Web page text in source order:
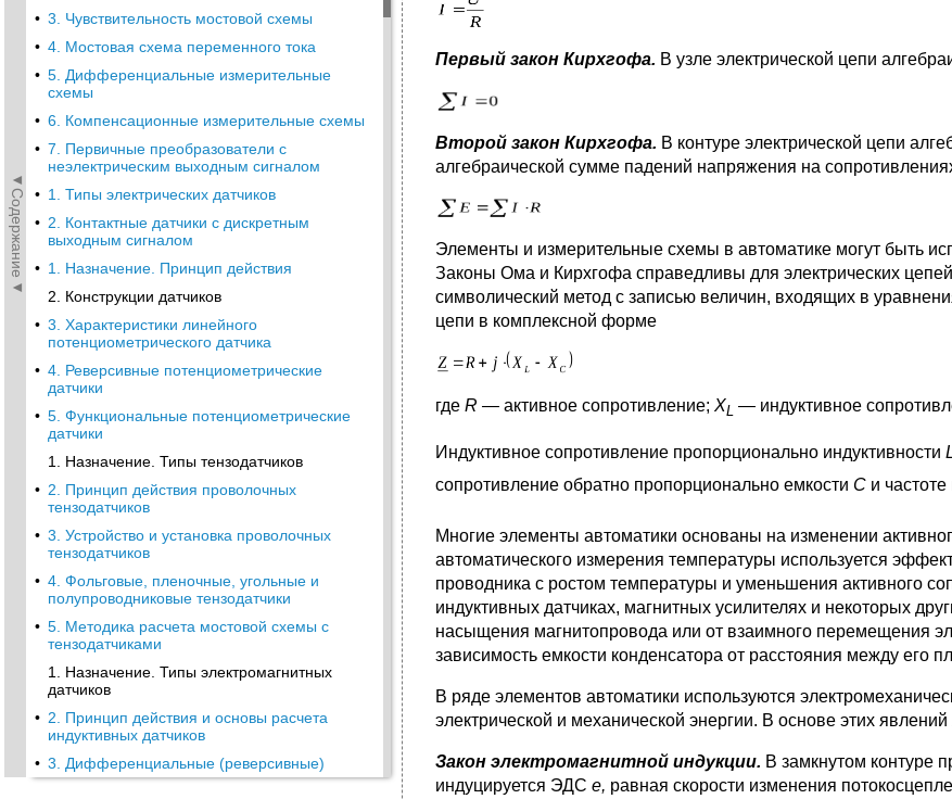
◄Содержание◄
• 3. Чувствительность мостовой схемы
• 4. Мостовая схема переменного тока
• 5. Дифференциальные измерительные
схемы
• 6. Компенсационные измерительные схемы
• 7. Первичные преобразователи с
неэлектрическим выходным сигналом
• 1. Типы электрических датчиков
• 2. Контактные датчики с дискретным
выходным сигналом
• 1. Назначение. Принцип действия
2. Конструкции датчиков
• 3. Характеристики линейного
потенциометрического датчика
• 4. Реверсивные потенциометрические
датчики
• 5. Функциональные потенциометрические
датчики
1. Назначение. Типы тензодатчиков
• 2. Принцип действия проволочных
тензодатчиков
• 3. Устройство и установка проволочных
тензодатчиков
• 4. Фольговые, пленочные, угольные и
полупроводниковые тензодатчики
• 5. Методика расчета мостовой схемы с
тензодатчиками
1. Назначение. Типы электромагнитных
датчиков
• 2. Принцип действия и основы расчета
индуктивных датчиков
• 3. Дифференциальные (реверсивные)
индуктивные датчики
Первый закон Кирхгофа. В узле электрической цепи
Второй закон Кирхгофа. В контуре электрической цепи
алгебраической сумме падений напряжения на
Элементы и измерительные схемы в автоматике могут быть
Законы Ома и Кирхгофа справедливы для электрических
символический метод с записью величин, входящих в
цепи в комплексной форме
где R — активное сопротивление; XL — индуктивное
Индуктивное сопротивление пропорционально индуктивности
сопротивление обратно пропорционально емкости С и
Многие элементы автоматики основаны на изменении
автоматического измерения температуры используется
проводника с ростом температуры и уменьшения активного
индуктивных датчиках, магнитных усилителях и некоторых
насыщения магнитопровода или от взаимного перемещения
зависимость емкости конденсатора от расстояния между его
В ряде элементов автоматики используются
электрической и механической энергии. В основе этих
Закон электромагнитной индукции. В замкнутом контуре
индуцируется ЭДС е, равная скорости изменения